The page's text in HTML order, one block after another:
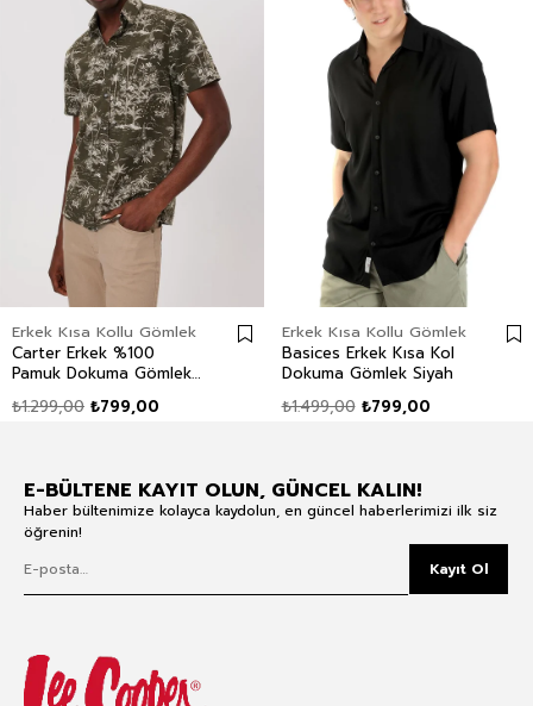
Erkek Kısa Kollu Gömlek
Carter Erkek %100
Pamuk Dokuma Gömlek
₺799,00
₺1.299,00
Erkek Kısa Kollu Gömlek
Basices Erkek Kısa Kol
Dokuma Gömlek Siyah
₺799,00
₺1.499,00
E-BÜLTENE KAYIT OLUN, GÜNCEL KALIN!
Haber bültenimize kolayca kaydolun, en güncel haberlerimizi ilk siz
öğrenin!
Kayıt Ol